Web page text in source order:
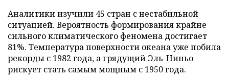
Аналитики изучили 45 стран с нестабильной
ситуацией. Вероятность формирования крайне
сильного климатического феномена достигает
81%. Температура поверхности океана уже побила
рекорды с 1982 года, а грядущий Эль-Ниньо
рискует стать самым мощным с 1950 года.